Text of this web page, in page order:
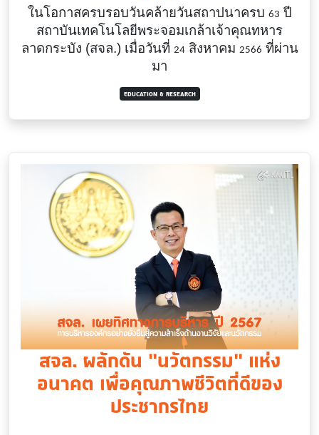
ในโอกาสครบรอบวันคล้ายวันสถาปนาครบ 63 ปี
สถาบันเทคโนโลยีพระจอมเกล้าเจ้าคุณทหาร
ลาดกระบัง (สจล.) เมื่อวันที่ 24สิงหาคม 2566 ที่ผ่าน
มา
EDUCATION & RESEARCH
สจล. ผลักดัน “นวัตกรรม” แห่ง
อนาคต เพื่อคุณภาพชีวิตที่ดีของ
ประชากรไทย